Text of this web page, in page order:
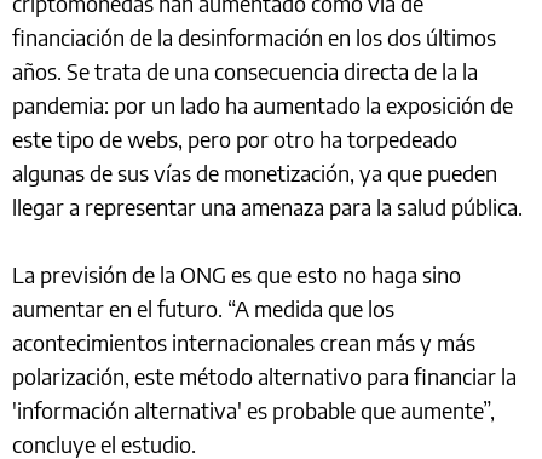
financiación de la desinformación en los dos últimos
años. Se trata de una consecuencia directa de la la
pandemia: por un lado ha aumentado la exposición de
este tipo de webs, pero por otro ha torpedeado
algunas de sus vías de monetización, ya que pueden
llegar a representar una amenaza para la salud pública.
La previsión de la ONG es que esto no haga sino
aumentar en el futuro. “A medida que los
acontecimientos internacionales crean más y más
polarización, este método alternativo para financiar la
'información alternativa' es probable que aumente”,
concluye el estudio.